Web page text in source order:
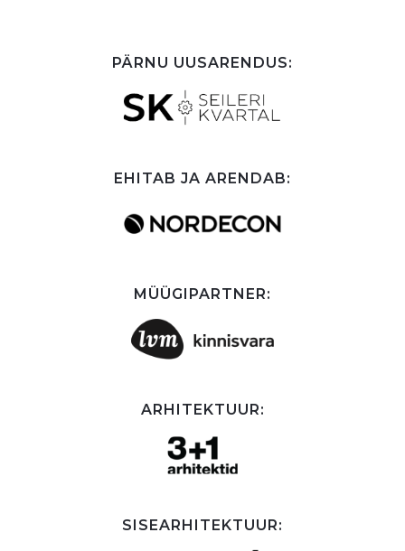
PÄRNU UUSARENDUS:
EHITAB JA ARENDAB:
MÜÜGIPARTNER:
ARHITEKTUUR:
SISEARHITEKTUUR: